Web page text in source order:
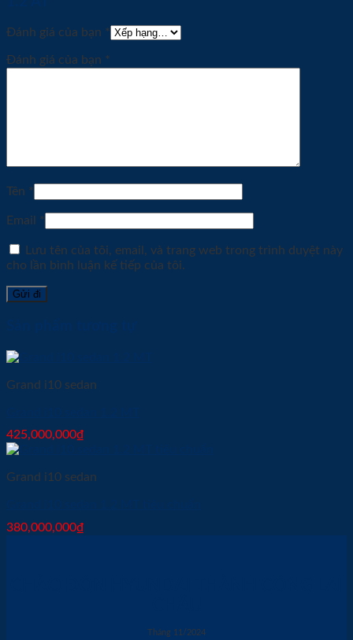
Đánh giá của bạn *
Đánh giá của bạn *
Tên *
Email *
Lưu tên của tôi, email, và trang web trong trình duyệt này
cho lần bình luận kế tiếp của tôi.
Grand i10 sedan
425,000,000₫
Grand i10 sedan
380,000,000₫
Tháng 11/2024